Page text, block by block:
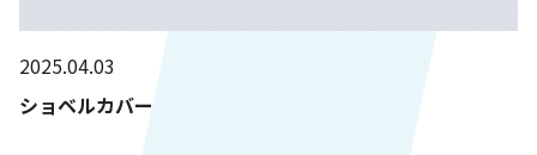
2025.04.03
ショベルカバー